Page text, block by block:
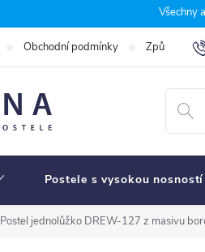
Všechny
Obchodní podmínky Způsoby a
Postele s vysokou nosností
Postel jednolůžko DREW-127 z masivu